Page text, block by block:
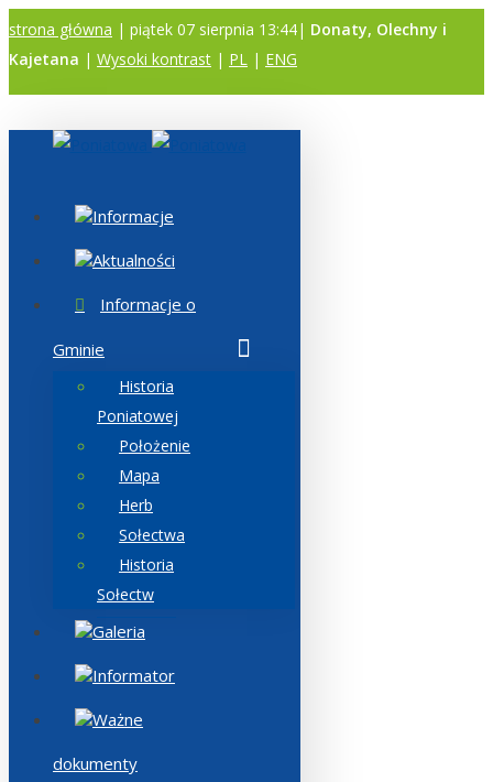
strona główna | piątek 07 sierpnia 13:44| Donaty, Olechny i
Kajetana | Wysoki kontrast | PL | ENG
Informacje
Aktualności
Informacje o
Gminie
Historia
Poniatowej
Położenie
Mapa
Herb
Sołectwa
Historia
Sołectw
Galeria
Informator
Ważne
dokumenty